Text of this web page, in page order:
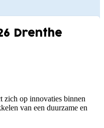
Drenthe
zich op innovaties binnen
van een duurzame en